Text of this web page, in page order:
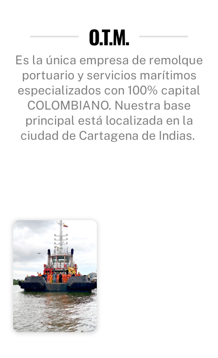
O.T.M.
Es la única empresa de remolque
portuario y servicios marítimos
especializados con 100% capital
COLOMBIANO. Nuestra base
principal está localizada en la
ciudad de Cartagena de Indias.